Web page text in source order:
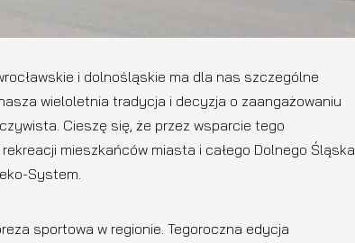
i dolnośląskie ma dla nas szczególne
wieloletnia tradycja i decyzja o zaangażowaniu
Cieszę się, że przez wsparcie tego
mieszkańców miasta i całego Dolnego Śląska
System.
sportowa w regionie. Tegoroczna edycja